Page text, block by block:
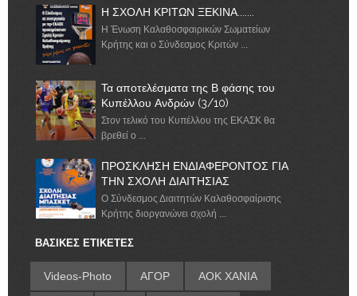
Η ΣΧΟΛΗ ΚΡΙΤΩΝ ΞΕΚΙΝΑ.......
Η Ένωση Καλαθοσφαιρικών Σωματείων
Κρήτης και ο Σύνδεσμος Κριτών ...
Τα αποτελέσματα της Β φάσης του
Κυπέλλου Ανδρών (3/10)
Στον τελικό του Κυπέλλου της ΕΚΑΣΚ θα
βρεθεί ο ...
ΠΡΟΣΚΛΗΣΗ ΕΝΔΙΑΦΕΡΟΝΤΟΣ ΓΙΑ
ΤΗΝ ΣΧΟΛΗ ΔΙΑΙΤΗΣΙΑΣ
Ο Σύνδεσμος Διαιτητών Καλαθοσφαίρισης
Κρήτης διοργανώνει σχολή ...
ΒΑΣΙΚΕΣ ΕΤΙΚΕΤΕΣ
Videos-Photo ΑΓΟΡ ΑΟΚ ΧΑΝΙΑ